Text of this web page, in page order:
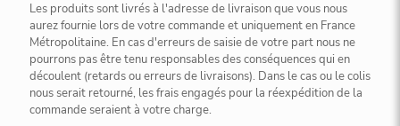
Les produits sont livrés à l'adresse de livraison que vous nous
aurez fournie lors de votre commande et uniquement en France
Métropolitaine. En cas d'erreurs de saisie de votre part nous ne
pourrons pas être tenu responsables des conséquences qui en
découlent (retards ou erreurs de livraisons). Dans le cas ou le colis
nous serait retourné, les frais engagés pour la réexpédition de la
commande seraient à votre charge.